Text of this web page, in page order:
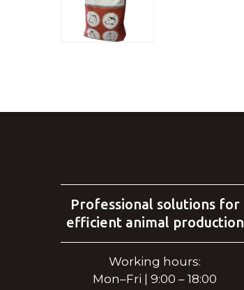
Professional solutions for
efficient animal production
Working hours:
Mon–Fri | 9:00 – 18:00